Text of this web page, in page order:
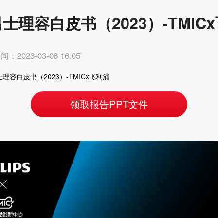
理容白皮书（2023）-
：2023-03-08 16:05
理容白皮书（2023）-TMICx飞利浦
领取报告PPT文件